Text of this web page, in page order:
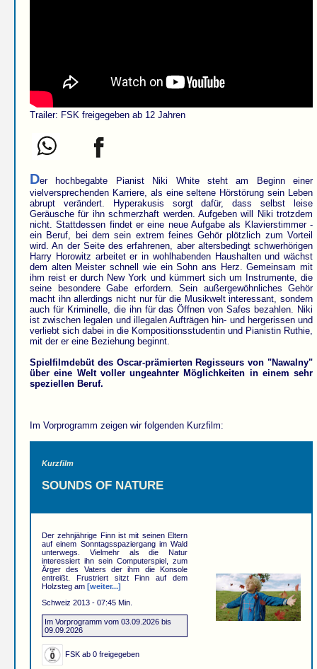
Trailer: FSK freigegeben ab 12 Jahren
Der hochbegabte Pianist Niki White steht am Beginn einer
vielversprechenden Karriere, als eine seltene Hörstörung sein Leben
abrupt verändert. Hyperakusis sorgt dafür, dass selbst leise
Geräusche für ihn schmerzhaft werden. Aufgeben will Niki trotzdem
nicht. Stattdessen findet er eine neue Aufgabe als Klavierstimmer -
ein Beruf, bei dem sein extrem feines Gehör plötzlich zum Vorteil
wird. An der Seite des erfahrenen, aber altersbedingt schwerhörigen
Harry Horowitz arbeitet er in wohlhabenden Haushalten und wächst
dem alten Meister schnell wie ein Sohn ans Herz. Gemeinsam mit
ihm reist er durch New York und kümmert sich um Instrumente, die
seine besondere Gabe erfordern. Sein außergewöhnliches Gehör
macht ihn allerdings nicht nur für die Musikwelt interessant, sondern
auch für Kriminelle, die ihn für das Öffnen von Safes bezahlen. Niki
ist zwischen legalen und illegalen Aufträgen hin- und hergerissen und
verliebt sich dabei in die Kompositionsstudentin und Pianistin Ruthie,
mit der er eine Beziehung beginnt.
Spielfilmdebüt des Oscar-prämierten Regisseurs von "Nawalny"
über eine Welt voller ungeahnter Möglichkeiten in einem sehr
speziellen Beruf.
Im Vorprogramm zeigen wir folgenden Kurzfilm:
Kurzfilm
SOUNDS OF NATURE
Der zehnjährige Finn ist mit seinen Eltern
auf einem Sonntagsspaziergang im Wald
unterwegs. Vielmehr als die Natur
interessiert ihn sein Computerspiel, zum
Ärger des Vaters der ihm die Konsole
entreißt. Frustriert sitzt Finn auf dem
Holzsteg am [weiter...]
Schweiz 2013 - 07:45 Min.
Im Vorprogramm vom 03.09.2026 bis
09.09.2026
FSK ab 0 freigegeben